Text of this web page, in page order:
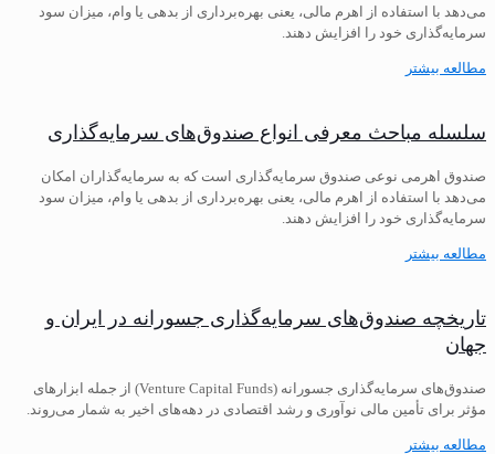
می‌دهد با استفاده از اهرم مالی، یعنی بهره‌برداری از بدهی یا وام، میزان سود
سرمایه‌گذاری خود را افزایش دهند.
مطالعه بیشتر
سلسله مباحث معرفی انواع صندوق‌های سرمایه‌گذاری
صندوق اهرمی نوعی صندوق سرمایه‌گذاری است که به سرمایه‌گذاران امکان
می‌دهد با استفاده از اهرم مالی، یعنی بهره‌برداری از بدهی یا وام، میزان سود
سرمایه‌گذاری خود را افزایش دهند.
مطالعه بیشتر
تاریخچه صندوق‌های سرمایه‌گذاری جسورانه در ایران و
جهان
صندوق‌های سرمایه‌گذاری جسورانه (Venture Capital Funds) از جمله ابزارهای
مؤثر برای تأمین مالی نوآوری و رشد اقتصادی در دهه‌های اخیر به شمار می‌روند.
مطالعه بیشتر